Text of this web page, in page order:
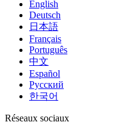
English
Deutsch
日本語
Français
Português
中文
Español
Русский
한국어
Réseaux sociaux